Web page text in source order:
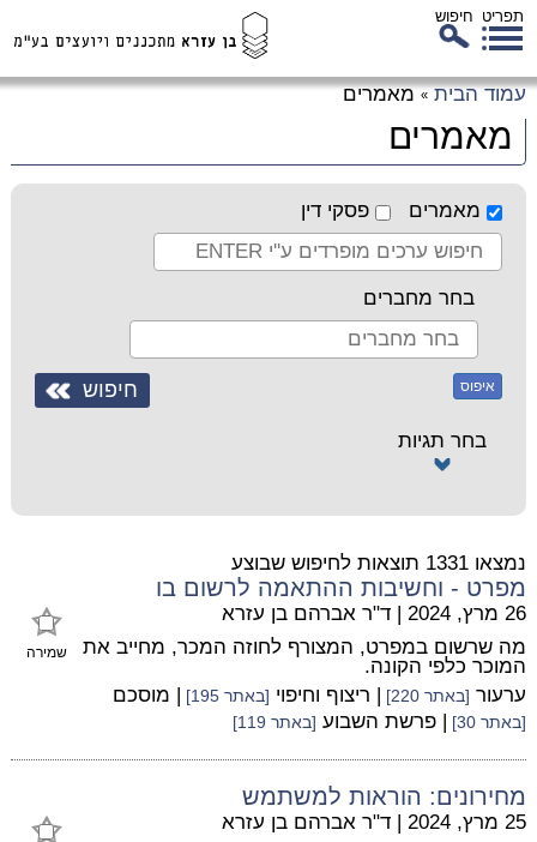
תפריט חיפוש
עמוד הבית » מאמרים
מאמרים
מאמרים פסקי דין
בחר מחברים
איפוס
בחר תגיות
נמצאו 1331 תוצאות לחיפוש שבוצע
מפרט - וחשיבות ההתאמה לרשום בו
שמירה
26 מרץ, 2024 | ד"ר אברהם בן עזרא
מה שרשום במפרט, המצורף לחוזה המכר, מחייב את
המוכר כלפי הקונה.
ערעור [באתר 220] | ריצוף וחיפוי [באתר 195] | מוסכם
[באתר 30] | פרשת השבוע [באתר 119]
מחירונים: הוראות למשתמש
25 מרץ, 2024 | ד"ר אברהם בן עזרא